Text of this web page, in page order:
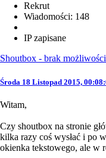
Rekrut
Wiadomości: 148
IP zapisane
Shoutbox - brak
Środa 18 Listopad 2015,
Witam,
Czy shoutbox na stronie
kilka razy coś wysłać i po
okienka tekstowego, ale w